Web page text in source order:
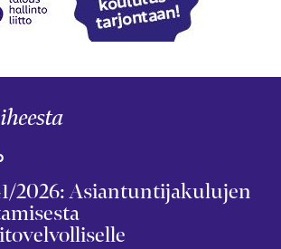
2026: Asiantuntijakulujen